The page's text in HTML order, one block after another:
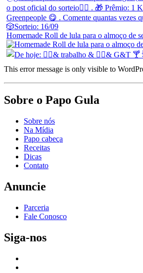
Homemade Roll de lula para o almoço de
This error message is only visible to
Sobre o Papo Gula
Sobre nós
Na Mídia
Papo cabeça
Receitas
Dicas
Contato
Anuncie
Parceria
Fale Conosco
Siga-nos